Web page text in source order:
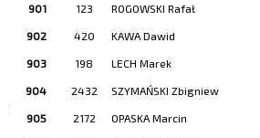
901 123 ROGOWSKI Rafał
902 420 KAWA Dawid
903 198 LECH Marek
904 2432 SZYMAŃSKI Zbigniew
905 2172 OPASKA Marcin